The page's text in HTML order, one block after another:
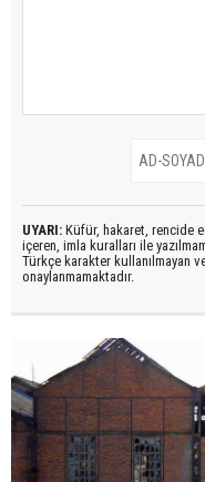
UYARI: Küfür, hakaret, rencide
içeren, imla kuralları ile
Türkçe karakter kullanılmayan
onaylanmamaktadır.